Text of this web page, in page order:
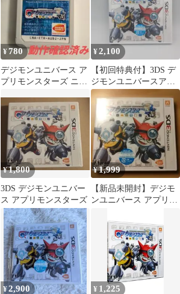
¥ 780
デジモンユニバース ア
プリモンスターズ ニン
確認済み
¥2,100
【初回特典付】3DS デ
ジモンユニバースアプ
リモンスターズ
¥1,800
3DS デジモンユニバー
ス アプリモンスターズ
¥1,999
【新品未開封】デジモ
ンユニバース アプリモ
¥2,900 ¥ 1,225